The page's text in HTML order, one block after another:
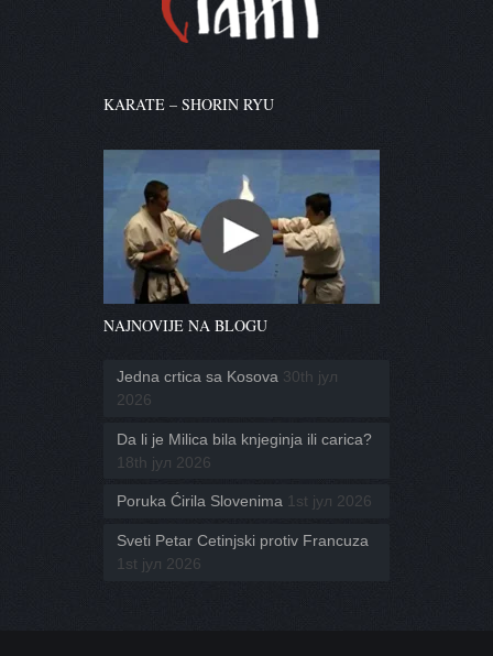
KARATE – SHORIN RYU
NAJNOVIJE NA BLOGU
Jedna crtica sa Kosova 30th јул
2026
Da li je Milica bila knjeginja ili carica?
18th јул 2026
Poruka Ćirila Slovenima 1st јул 2026
Sveti Petar Cetinjski protiv Francuza
1st јул 2026